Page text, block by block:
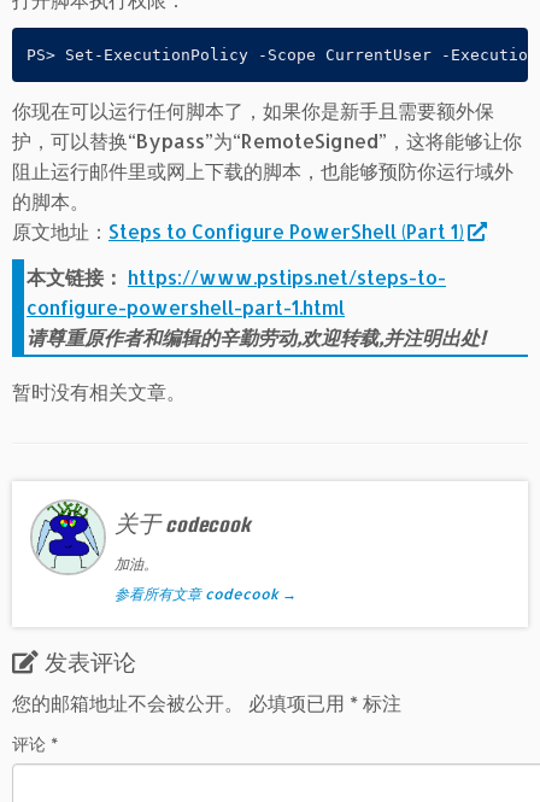
你现在可以运行任何脚本了，如果你是新手且需要额外保
护，可以替换“Bypass”为“RemoteSigned”，这将能够让你
阻止运行邮件里或网上下载的脚本，也能够预防你运行域外
的脚本。
原文地址： Steps to Configure PowerShell (Part 1)
本文链接： https://www.pstips.net/steps-to-
configure-powershell-part-1.html
请尊重原作者和编辑的辛勤劳动,欢迎转载,并注明出处!
暂时没有相关文章。
关于 codecook
加油。
参看所有文章 codecook →
发表评论
您的邮箱地址不会被公开。
必填项已用 *标注
评论 *